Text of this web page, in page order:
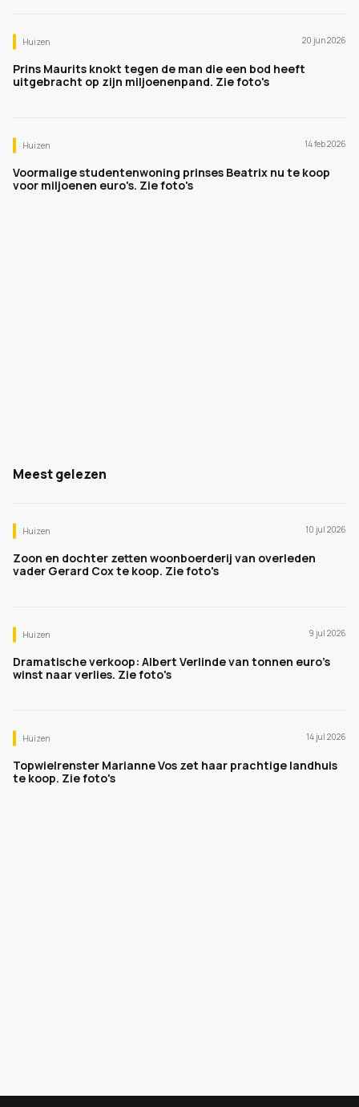
Huizen 20 jun 2026
Prins Maurits knokt tegen de man die een bod heeft
uitgebracht op zijn miljoenenpand. Zie foto's
Huizen 14 feb 2026
Voormalige studentenwoning prinses Beatrix nu te koop
voor miljoenen euro's. Zie foto's
Meest gelezen
Huizen 10 jul 2026
Zoon en dochter zetten woonboerderij van overleden
vader Gerard Cox te koop. Zie foto's
Huizen 9 jul 2026
Dramatische verkoop: Albert Verlinde van tonnen euro's
winst naar verlies. Zie foto's
Huizen 14 jul 2026
Topwielrenster Marianne Vos zet haar prachtige landhuis
te koop. Zie foto's